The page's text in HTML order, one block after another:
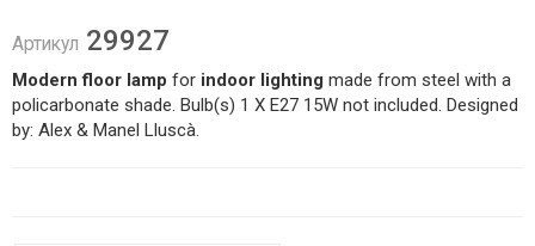
Артикул 29927
Modern floor lamp for indoor lighting made from steel with a
policarbonate shade. Bulb(s) 1 X E27 15W not included. Designed
by: Alex & Manel Lluscà.